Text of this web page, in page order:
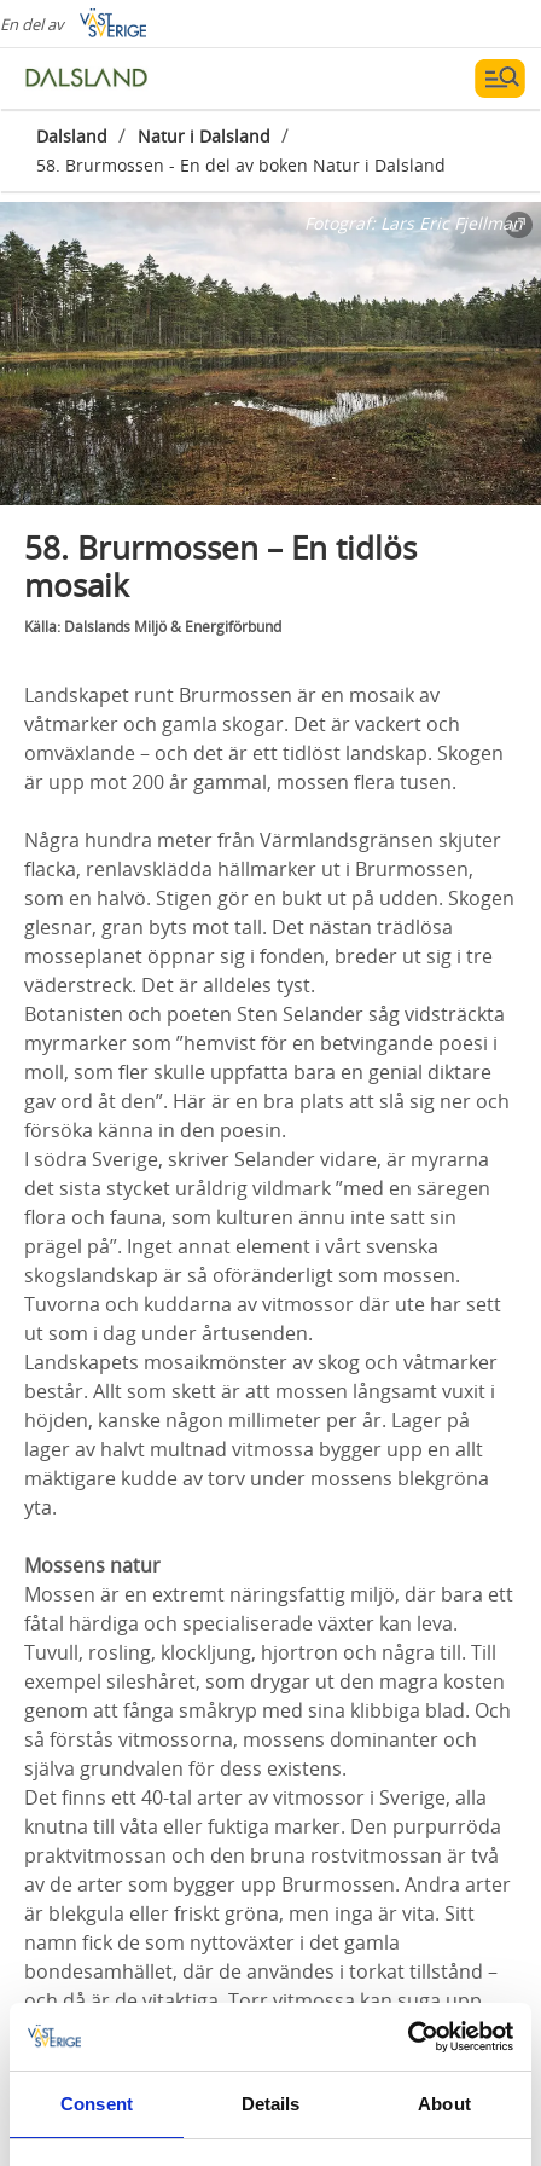
Consent Details About
En del av
Dalsland / Natur i Dalsland /
58. Brurmossen - En del av boken Natur i Dalsland
Fotograf:Lars Eric Fjellman
58. Brurmossen – En tidlös
mosaik
Källa: Dalslands Miljö & Energiförbund
Landskapet runt Brurmossen är en mosaik av
våtmarker och gamla skogar. Det är vackert och
omväxlande – och det är ett tidlöst landskap. Skogen
är upp mot 200 år gammal, mossen flera tusen.
Några hundra meter från Värmlandsgränsen skjuter
flacka, renlavsklädda hällmarker ut i Brurmossen,
som en halvö. Stigen gör en bukt ut på udden. Skogen
glesnar, gran byts mot tall. Det nästan trädlösa
mosseplanet öppnar sig i fonden, breder ut sig i tre
väderstreck. Det är alldeles tyst.
Botanisten och poeten Sten Selander såg vidsträckta
myrmarker som ”hemvist för en betvingande poesi i
moll, som fler skulle uppfatta bara en genial diktare
gav ord åt den”. Här är en bra plats att slå sig ner och
försöka känna in den poesin.
I södra Sverige, skriver Selander vidare, är myrarna
det sista stycket uråldrig vildmark ”med en säregen
flora och fauna, som kulturen ännu inte satt sin
prägel på”. Inget annat element i vårt svenska
skogslandskap är så oföränderligt som mossen.
Tuvorna och kuddarna av vitmossor där ute har sett
ut som i dag under årtusenden.
Landskapets mosaikmönster av skog och våtmarker
består. Allt som skett är att mossen långsamt vuxit i
höjden, kanske någon millimeter per år. Lager på
lager av halvt multnad vitmossa bygger upp en allt
mäktigare kudde av torv under mossens blekgröna
yta.
Mossens natur
Mossen är en extremt näringsfattig miljö, där bara ett
fåtal härdiga och specialiserade växter kan leva.
Tuvull, rosling, klockljung, hjortron och några till. Till
exempel sileshåret, som drygar ut den magra kosten
genom att fånga småkryp med sina klibbiga blad. Och
så förstås vitmossorna, mossens dominanter och
själva grundvalen för dess existens.
Det finns ett 40-tal arter av vitmossor i Sverige, alla
knutna till våta eller fuktiga marker. Den purpurröda
praktvitmossan och den bruna rostvitmossan är två
av de arter som bygger upp Brurmossen. Andra arter
är blekgula eller friskt gröna, men inga är vita. Sitt
namn fick de som nyttoväxter i det gamla
bondesamhället, där de användes i torkat tillstånd –
och då är de vitaktiga. Torr vitmossa kan suga upp
vätska motsvarande 20 gånger sin egen vikt, vilket är i
nivå med vad de så kallade superabsorbenter som
Inte konstigt att man bäddade barnsängar med torr
vitmossa förr i tiden, eller att den användes som strö i